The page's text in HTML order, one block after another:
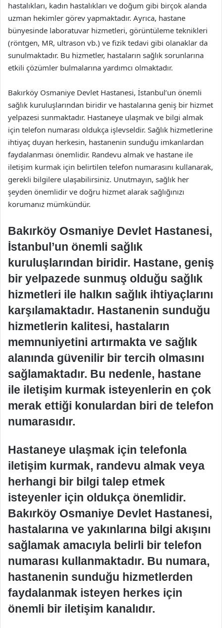
hastalıkları, kadın hastalıkları ve doğum gibi birçok alanda
uzman hekimler görev yapmaktadır. Ayrıca, hastane
bünyesinde laboratuvar hizmetleri, görüntüleme teknikleri
(röntgen, MR, ultrason vb.) ve fizik tedavi gibi olanaklar da
sunulmaktadır. Bu hizmetler, hastaların sağlık sorunlarına
etkili çözümler bulmalarına yardımcı olmaktadır.
Bakırköy Osmaniye Devlet Hastanesi, İstanbul’un önemli
sağlık kuruluşlarından biridir ve hastalarına geniş bir hizmet
yelpazesi sunmaktadır. Hastaneye ulaşmak ve bilgi almak
için telefon numarası oldukça işlevseldir. Sağlık hizmetlerine
ihtiyaç duyan herkesin, hastanenin sunduğu imkanlardan
faydalanması önemlidir. Randevu almak ve hastane ile
iletişim kurmak için belirtilen telefon numarasını kullanarak,
gerekli bilgilere ulaşabilirsiniz. Unutmayın, sağlık her
şeyden önemlidir ve doğru hizmet alarak sağlığınızı
korumanız mümkündür.
Bakırköy Osmaniye Devlet Hastanesi,
İstanbul’un önemli sağlık
kuruluşlarından biridir. Hastane, geniş
bir yelpazede sunmuş olduğu sağlık
hizmetleri ile halkın sağlık ihtiyaçlarını
karşılamaktadır. Hastanenin sunduğu
hizmetlerin kalitesi, hastaların
memnuniyetini artırmakta ve sağlık
alanında güvenilir bir tercih olmasını
sağlamaktadır. Bu nedenle, hastane
ile iletişim kurmak isteyenlerin en çok
merak ettiği konulardan biri de telefon
numarasıdır.
Hastaneye ulaşmak için telefonla
iletişim kurmak, randevu almak veya
herhangi bir bilgi talep etmek
isteyenler için oldukça önemlidir.
Bakırköy Osmaniye Devlet Hastanesi,
hastalarına ve yakınlarına bilgi akışını
sağlamak amacıyla belirli bir telefon
numarası kullanmaktadır. Bu numara,
hastanenin sunduğu hizmetlerden
faydalanmak isteyen herkes için
önemli bir iletişim kanalıdır.